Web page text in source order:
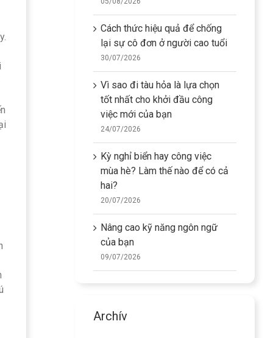
Cách thức hiệu quả để chống
lại sự cô đơn ở người cao tuổi
30/07/2026
Vì sao đi tàu hỏa là lựa chọn
tốt nhất cho khởi đầu công
việc mới của bạn
24/07/2026
Kỳ nghỉ biển hay công việc
mùa hè? Làm thế nào để có cả
hai?
20/07/2026
Nâng cao kỹ năng ngôn ngữ
của bạn
09/07/2026
Archív